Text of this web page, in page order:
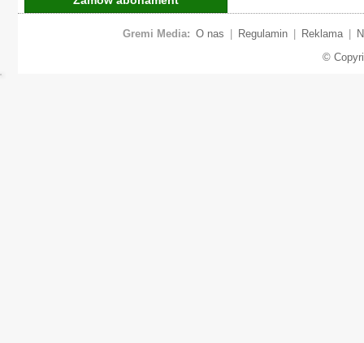
Gremi Media: O nas Regulamin Reklama
©